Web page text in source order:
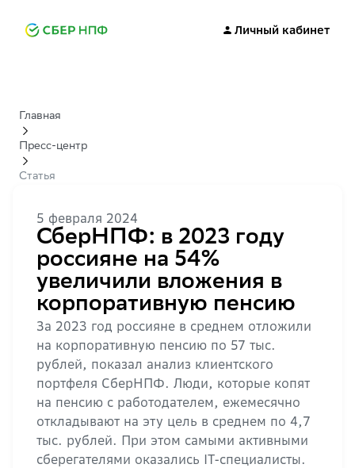
Личный кабинет
Главная
Пресс-центр
Статья
5 февраля 2024
СберНПФ: в 2023 году
россияне на 54%
увеличили вложения в
корпоративную пенсию
За 2023 год россияне в среднем отложили
на корпоративную пенсию по 57 тыс.
рублей, показал анализ клиентского
портфеля СберНПФ. Люди, которые копят
на пенсию с работодателем, ежемесячно
откладывают на эту цель в среднем по 4,7
тыс. рублей. При этом самыми активными
сберегателями оказались IT-специалисты.